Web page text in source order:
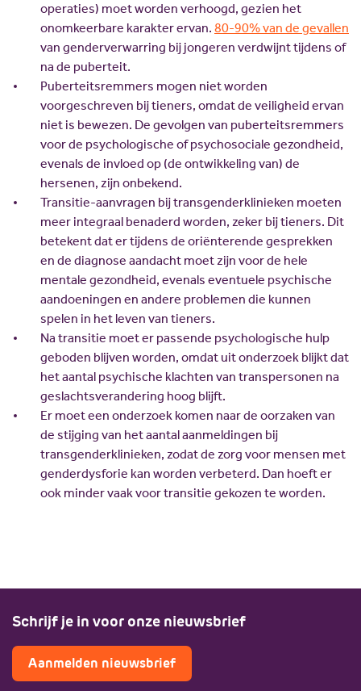
operaties) moet worden verhoogd, gezien het
onomkeerbare karakter ervan. 80-90% van de gevallen
van genderverwarring bij jongeren verdwijnt tijdens of
na de puberteit.
Puberteitsremmers mogen niet worden
voorgeschreven bij tieners, omdat de veiligheid ervan
niet is bewezen. De gevolgen van puberteitsremmers
voor de psychologische of psychosociale gezondheid,
evenals de invloed op (de ontwikkeling van) de
hersenen, zijn onbekend.
Transitie-aanvragen bij transgenderklinieken moeten
meer integraal benaderd worden, zeker bij tieners. Dit
betekent dat er tijdens de oriënterende gesprekken
en de diagnose aandacht moet zijn voor de hele
mentale gezondheid, evenals eventuele psychische
aandoeningen en andere problemen die kunnen
spelen in het leven van tieners.
Na transitie moet er passende psychologische hulp
geboden blijven worden, omdat uit onderzoek blijkt dat
het aantal psychische klachten van transpersonen na
geslachtsverandering hoog blijft.
Er moet een onderzoek komen naar de oorzaken van
de stijging van het aantal aanmeldingen bij
transgenderklinieken, zodat de zorg voor mensen met
genderdysforie kan worden verbeterd. Dan hoeft er
ook minder vaak voor transitie gekozen te worden.
Schrijf je in voor onze nieuwsbrief
Aanmelden nieuwsbrief